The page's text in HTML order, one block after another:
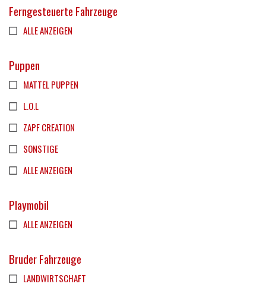
Ferngesteuerte Fahrzeuge
ALLE ANZEIGEN
Puppen
MATTEL PUPPEN
L.O.L
ZAPF CREATION
SONSTIGE
ALLE ANZEIGEN
Playmobil
ALLE ANZEIGEN
Bruder Fahrzeuge
LANDWIRTSCHAFT